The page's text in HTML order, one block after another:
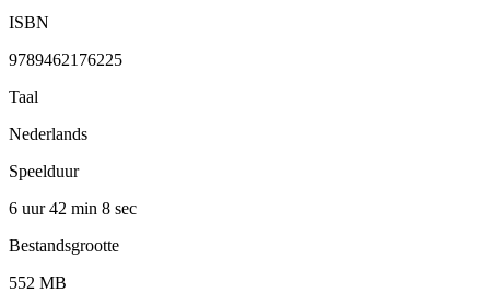
ISBN
9789462176225
Taal
Nederlands
Speelduur
6 uur 42 min 8 sec
Bestandsgrootte
552 MB